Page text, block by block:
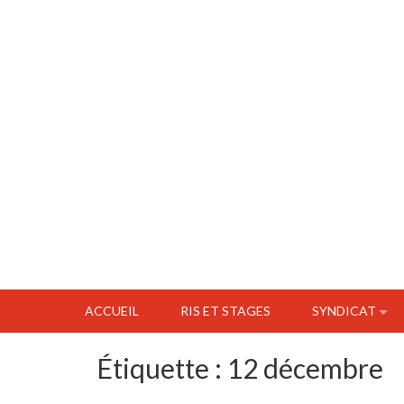
ACCUEIL RIS ET STAGES SYNDICAT
Étiquette : 12 décembre